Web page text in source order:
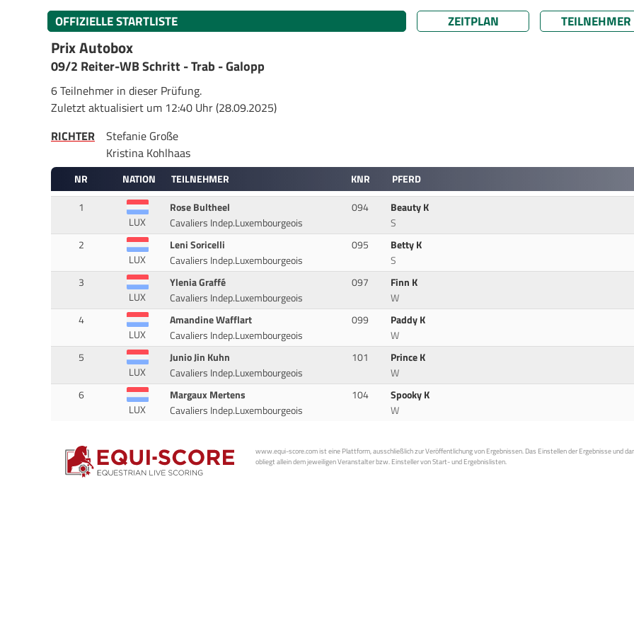
OFFIZIELLE STARTLISTE ZEITPLAN TEILNEHMER
Prix Autobox
09/2 Reiter-WB Schritt - Trab - Galopp
6 Teilnehmer in dieser Prüfung.
Zuletzt aktualisiert um 12:40 Uhr (28.09.2025)
RICHTER
Stefanie Große
Kristina Kohlhaas
NR NATION TEILNEHMER KNR
PFERD
1
LUX
Rose Bultheel
Cavaliers Indep.Luxembourgeois
094
Beauty K
S
2
LUX
Leni Soricelli
Cavaliers Indep.Luxembourgeois
095
Betty K
S
3
LUX
Ylenia Graffé
Cavaliers Indep.Luxembourgeois
097
Finn K
W
4
LUX
Amandine Wafflart
Cavaliers Indep.Luxembourgeois
099
Paddy K
W
5
LUX
Junio Jin Kuhn
Cavaliers Indep.Luxembourgeois
101
Prince K
W
6
LUX
Margaux Mertens
Cavaliers Indep.Luxembourgeois
104
Spooky K
W
www.equi-score.com ist eine Plattform, ausschließlich zur Veröffentlichung von Ergebnissen. Das Einstellen der Ergebnisse und
obliegt allein dem jeweiligen Veranstalter bzw. Einsteller von Start- und Ergebnislisten.